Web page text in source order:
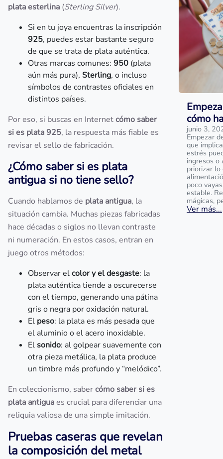
plata esterlina (Sterling Silver).
Si en tu joya encuentras la inscripción
925, puedes estar bastante seguro
de que se trata de plata auténtica.
Otras marcas comunes: 950 (plata
aún más pura), Sterling, o incluso
símbolos de contrastes oficiales en
distintos países.
Por eso, si buscas en Internetcómo saber
si es plata 925, la respuesta más fiable es
revisar el sello de fabricación.
¿Cómo saber si es plata
antigua si no tiene sello?
Cuando hablamos de plata antigua, la
situación cambia. Muchas piezas fabricadas
hace décadas o siglos no llevan contraste
ni numeración. En estos casos, entran en
juego otros métodos:
Observar elcolor y el desgaste: la
plata auténtica tiende a oscurecerse
con el tiempo, generando una pátina
gris o negra por oxidación natural.
El peso: la plata es más pesada que
el aluminio o el acero inoxidable.
Elsonido: al golpear suavemente con
otra pieza metálica, la plata produce
un timbre más profundo y “melódico”.
En coleccionismo, sabercómo saber si es
plata antiguaes crucial para diferenciar una
reliquia valiosa de una simple imitación.
Pruebas caseras que revelan
la composición del metal
cómo
junio 3,
Empezar
que
estrés
ingresos o
priorizar lo
poco
estable.
mágicas,
Ver más...